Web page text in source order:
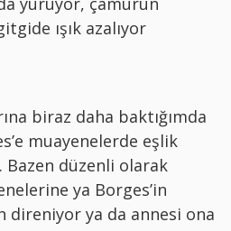
ışık azalıyor
biraz daha baktığımda
muayenelerde eşlik
düzenli olarak
ya Borges’in
direniyor ya da annesi ona